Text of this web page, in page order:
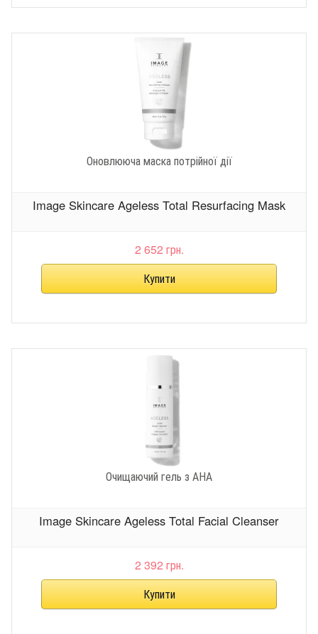
Оновлююча маска потрійної дії
Image Skincare Ageless Total Resurfacing Mask
2 652 грн.
Очищаючий гель з АНА
Image Skincare Ageless Total Facial Cleanser
2 392 грн.